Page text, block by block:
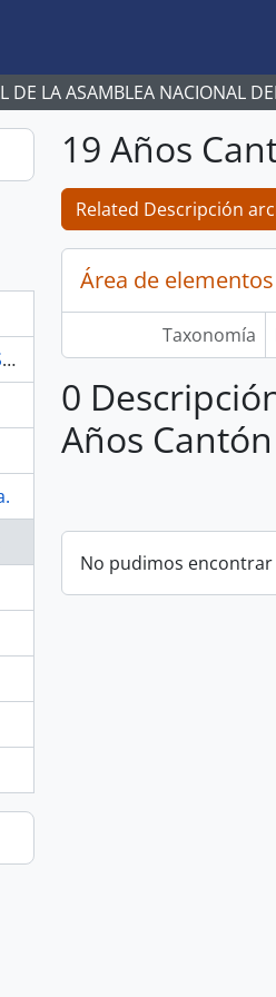
DE LA ASAMBLEA NACIONAL
18 Años Colegio Nacional Red "San José de Camarón", Echeandía, Bolívar.
19 Años
Related Descripción
Área de elementos
Taxonomía
0
Años
No pudimos